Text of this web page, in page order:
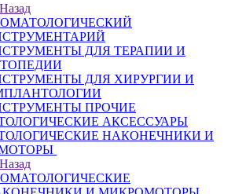
Назад
ДЛЯ ТЕРАПИИ И
ДЛЯ ХИРУРГИИ И
ПРОЧИЕ
АКСЕССУАРЫ
НАКОНЕЧНИКИ И
Назад